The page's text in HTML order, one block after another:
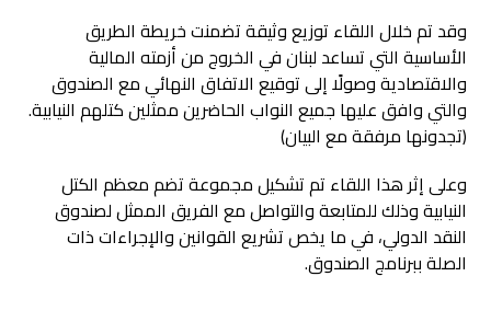
وقد تم خلال اللقاء توزيع وثيقة تضمنت خريطة الطريق
الأساسية التي تساعد لبنان في الخروج من أزمته المالية
والاقتصادية وصولًا إلى توقيع الاتفاق النهائي مع الصندوق
والتي وافق عليها جميع النواب الحاضرين ممثلين كتلهم النيابية.
(تجدونها مرفقة مع البيان)
وعلى إثر هذا اللقاء تم تشكيل مجموعة تضم معظم الكتل
النيابية وذلك للمتابعة والتواصل مع الفريق الممثل لصندوق
النقد الدولي، في ما يخص تشريع القوانين والإجراءات ذات
الصلة ببرنامج الصندوق.